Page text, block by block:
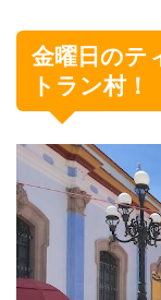
金曜日のテ
トラン村！